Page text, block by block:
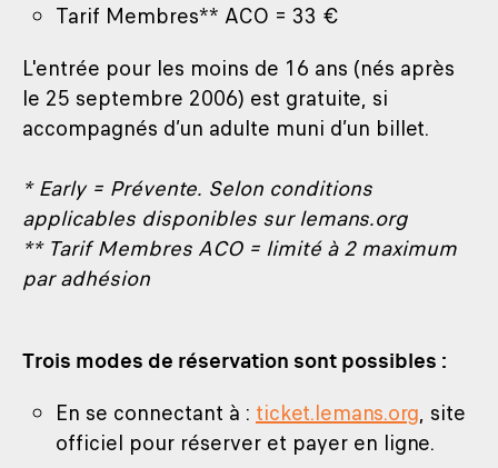
Tarif Membres** ACO = 33 €
L'entrée pour les moins de 16 ans (nés après
le 25 septembre 2006) est gratuite, si
accompagnés d’un adulte muni d’un billet.
* Early = Prévente. Selon conditions
applicables disponibles sur lemans.org
** Tarif Membres ACO = limité à 2 maximum
par adhésion
Trois modes de réservation sont possibles :
En se connectant à : ticket.lemans.org, site
officiel pour réserver et payer en ligne.